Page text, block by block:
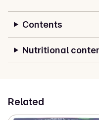
Contents
Nutritional
Related